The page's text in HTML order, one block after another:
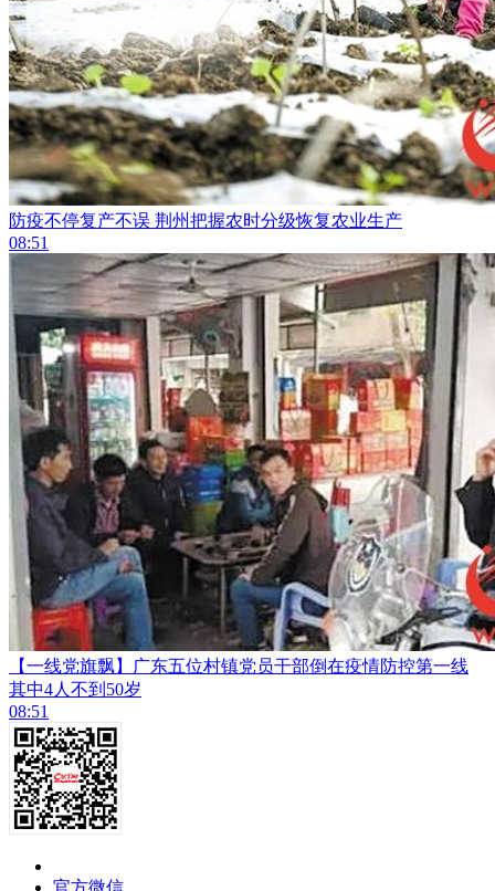
防疫不停复产不误 荆州把握农时分级恢复农业生产
08:51
【一线党旗飘】广东五位村镇党员干部倒在疫情防控第一线
其中4人不到50岁
08:51